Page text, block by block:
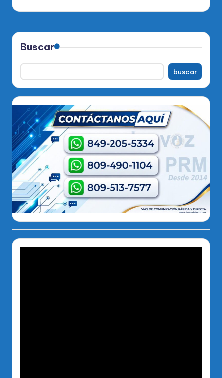
Buscar
buscar